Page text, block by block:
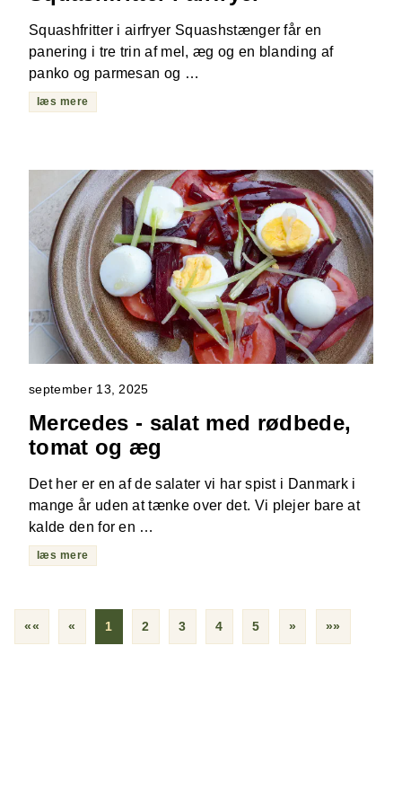
Squashfritter i airfryer Squashstænger får en
panering i tre trin af mel, æg og en blanding af
panko og parmesan og …
læs mere
september 13, 2025
Mercedes - salat med rødbede,
tomat og æg
Det her er en af de salater vi har spist i Danmark i
mange år uden at tænke over det. Vi plejer bare at
kalde den for en …
læs mere
«« « 1 2 3 4 5 » »»